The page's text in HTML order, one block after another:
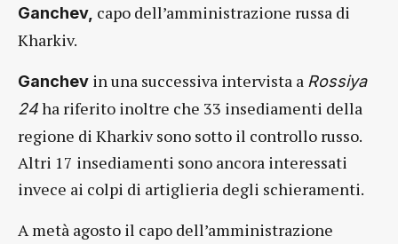
Ganchev, capo dell’amministrazione russa di
Kharkiv.
Ganchev in una successiva intervista a Rossiya
24ha riferito inoltre che 33 insediamenti della
regione di Kharkiv sono sotto il controllo russo.
Altri 17 insediamenti sono ancora interessati
invece ai colpi di artiglieria degli schieramenti.
A metà agosto il capo dell’amministrazione